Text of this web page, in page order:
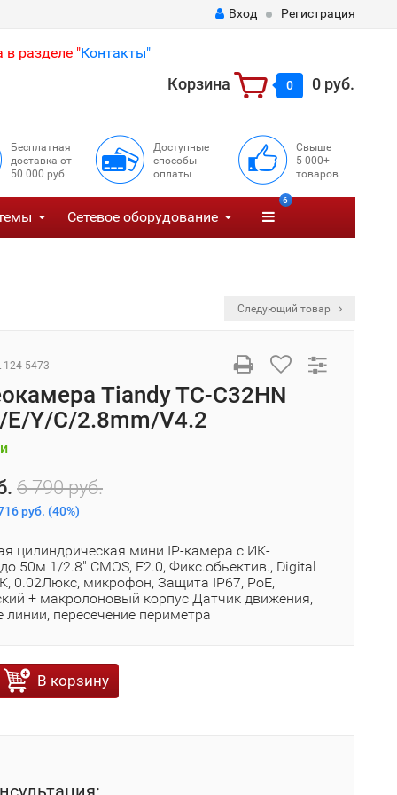
Вход Регистрация
разделе "Контакты"
Корзина 0 0 руб.
Бесплатная
доставка от
50 000 руб.
Доступные
способы
оплаты
Свыше
5 000+
товаров
Сетевое оборудование
6
Следующий товар
124-5473
Tiandy TC-C32HN
E/Y/C/2.8mm/V4.2
6 790 руб.
руб. (40%)
цилиндрическая мини IP-камера с ИК-
50м 1/2.8" CMOS, F2.0, Фикс.обьектив., Digital
0.02Люкс, микрофон, Защита IP67, PoE,
+ макролоновый корпус Датчик движения,
линии, пересечение периметра
В корзину